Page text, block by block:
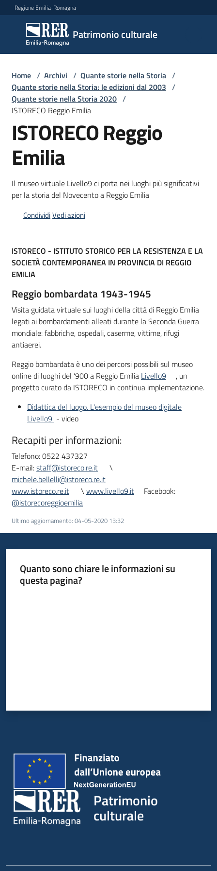
Vai al contenuto
Vai alla navigazione
Vai al footer
Regione Emilia-Romagna
Patrimonio culturale
Patrimonio
culturale
Argomenti
Novità
Servizi
Leggi
Atti
Bandi
Programmi
Progetti
Mediateca
Giuseppe
Guglielmi
Seguici
su
Home / Archivi / Quante storie nella Storia /
Quante storie nella Storia: le edizioni dal 2003 /
Quante storie nella Storia 2020 /
ISTORECO Reggio Emilia
ISTORECO Reggio
Emilia
Il museo virtuale Livello9 ci porta nei luoghi più significativi
per la storia del Novecento a Reggio Emilia
CondividiVedi azioni
ISTORECO - ISTITUTO STORICO PER LA RESISTENZA E LA
SOCIETÀ CONTEMPORANEA IN PROVINCIA DI REGGIO
EMILIA
Reggio bombardata 1943-1945
Visita guidata virtuale sui luoghi della città di Reggio Emilia
legati ai bombardamenti alleati durante la Seconda Guerra
mondiale: fabbriche, ospedali, caserme, vittime, rifugi
antiaerei.
Reggio bombardata è uno dei percorsi possibili sul museo
online di luoghi del ‘900 a Reggio Emilia Livello9
, un
progetto curato da ISTORECO in continua implementazione.
Didattica del luogo. L'esempio del museo digitale
Livello9 - video
Recapiti per informazioni:
Telefono: 0522 437327
E-mail:staff@istoreco.re.it
\
michele.bellelli@istoreco.re.it
www.istoreco.re.it
\ www.livello9.it
Facebook:
@istorecoreggioemilia
Ultimo aggiornamento: 04-05-2020 13:32
Quanto sono chiare le informazioni su
questa pagina?
Patrimonio
culturale